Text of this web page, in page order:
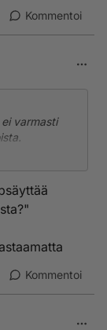
Kommentoi
varmasti
Kommentoi